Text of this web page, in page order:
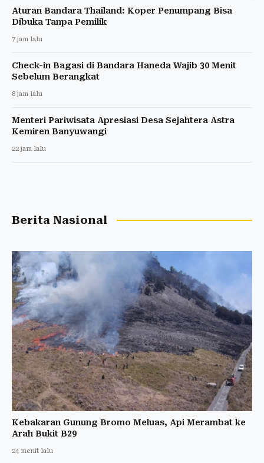
Aturan Bandara Thailand: Koper Penumpang Bisa
Dibuka Tanpa Pemilik
7 jam lalu
Check-in Bagasi di Bandara Haneda Wajib 30 Menit
Sebelum Berangkat
8 jam lalu
Menteri Pariwisata Apresiasi Desa Sejahtera Astra
Kemiren Banyuwangi
22 jam lalu
Berita Nasional
Kebakaran Gunung Bromo Meluas, Api Merambat ke
Arah Bukit B29
24 menit lalu